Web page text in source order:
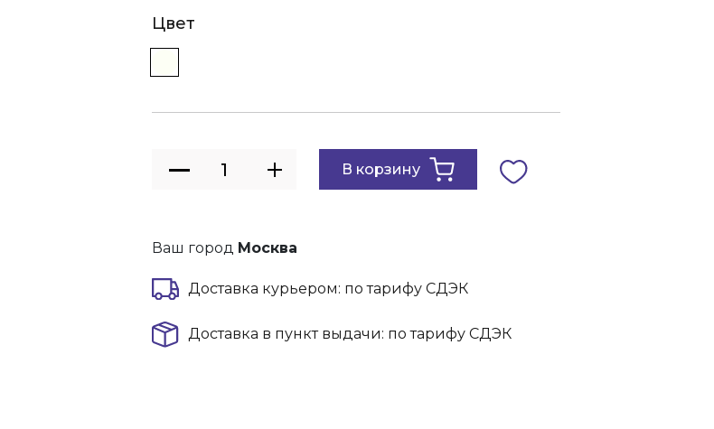
Цвет
Ваш город Москва
Доставка курьером: по тарифу СДЭК
Доставка в пункт выдачи: по тарифу СДЭК